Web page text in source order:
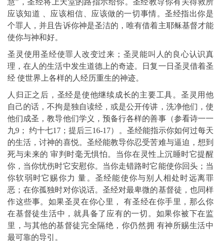
慧”，圣经将上天堂的路指示给你。圣经教导你有关得救所
应该知道 、应该相信、应该做的一切事情。圣经指出你是
个罪人，并且告诉你神是圣洁的，唯有借着主耶稣基督才能
使你与神和好。
圣灵使用圣经使罪人改变过来；圣灵能叫人的良心认识真
理，在人的生活中发生道德上的奇迹。日复一日圣灵借着圣
经 使世界上各样的人经历重生的神迹。
人归正之后，圣经是使他继续成长的主要工具。圣灵用他
自己的话，不拘是独自读经，或是公开传讲，洗净他们，使
他们成圣，教导他们学义，预备行各样的善事（参看诗一一
九9； 约十七17；提后三16-17）。圣经能指示你如何过每天
的生活，讨神的喜悦。圣经能教导你忍受苦难与逼迫，想到
死与未来的 审判时毫无惧怕。当你在灵性上沉睡时它提醒
你，当你忧伤时它安慰你。当你走错路时它能使你回头；当
你软弱时它赐你力 量。圣经能使你与别人相处时远离罪
恶；在你孤独时对你说话。圣经对最卑微的基督徒，也同样
作这些事。如果圣灵在你心里， 有圣经在你手里，那么你
在基督徒生活中，就具备了应有的一切。如果你被下在监
里，与其他的基督徒完全隔绝，你仍然拥 有神所赐生活中
最可靠的导引。